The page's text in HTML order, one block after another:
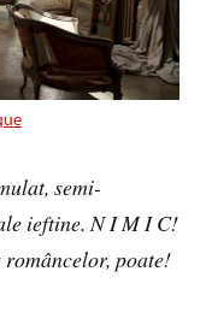
semi-
ieftine. N I M I C!
poate!